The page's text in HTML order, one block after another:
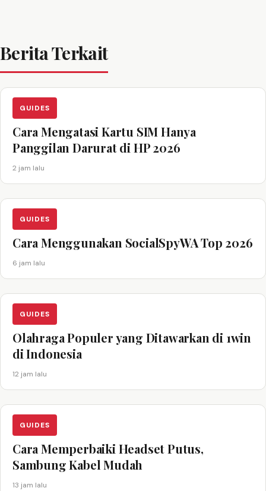
Berita Terkait
GUIDES
Cara Mengatasi Kartu SIM Hanya
Panggilan Darurat di HP 2026
2 jam lalu
GUIDES
Cara Menggunakan SocialSpyWA Top 2026
6 jam lalu
GUIDES
Olahraga Populer yang Ditawarkan di 1win
di Indonesia
12 jam lalu
GUIDES
Cara Memperbaiki Headset Putus,
Sambung Kabel Mudah
13 jam lalu